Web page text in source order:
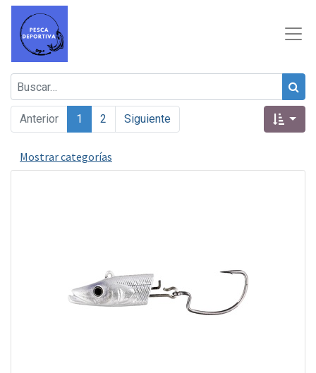
Anterior 1 2 Siguiente
Mostrar categorías